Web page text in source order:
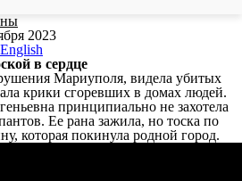
2023
в сердце
Мариуполя, видела убитых
крики сгоревших в домах людей.
принципиально не захотела
Ее рана зажила, но тоска по
которая покинула родной город.